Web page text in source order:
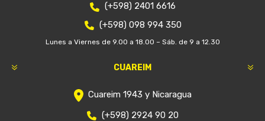
(+598) 2401 6616
(+598) 098 994 350
Lunes a Viernes de 9.00 a 18.00 – Sáb. de 9 a 12.30
CUAREIM
Cuareim 1943 y Nicaragua
(+598) 2924 90 20